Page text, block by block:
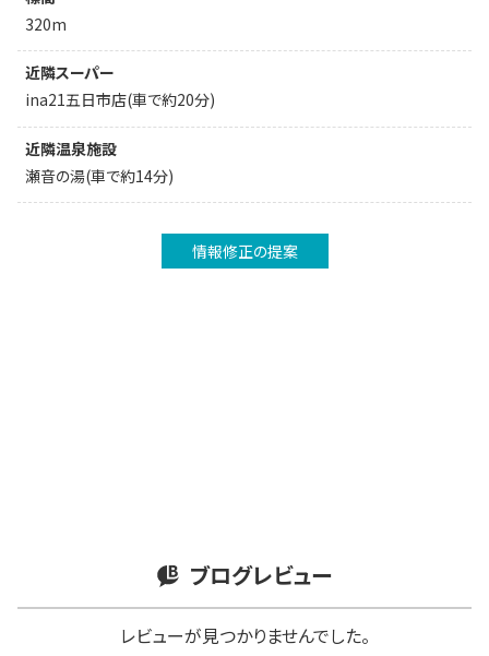
320m
近隣スーパー
ina21五日市店(車で約20分)
近隣温泉施設
瀬音の湯(車で約14分)
情報修正の提案
ブログレビュー
レビューが見つかりませんでした。